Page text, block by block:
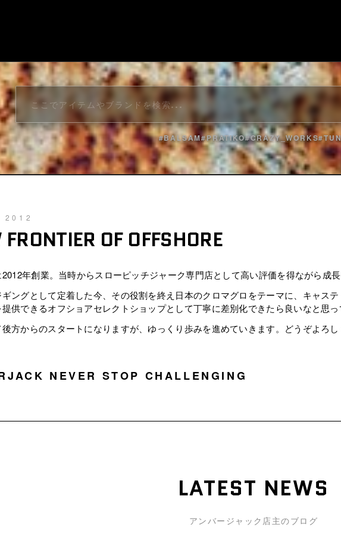
#BALSAM#PRATIKO#CRAZY_WORKS
2012
OF OFFSHORE
年創業。当時からスローピッチジャーク専門店として高い評価を得ながら成長
ングとして定着した今、その役割を終え日本のクロマグロをテーマに、キャス
供できるオフショアセレクトショップとして丁寧に差別化できたら良いなと思っ
方からのスタートになりますが、ゆっくり歩みを進めていきます。どうぞよろ
NEVER STOP CHALLENGING
LATEST NEWS
アンバージャック店主のブログ